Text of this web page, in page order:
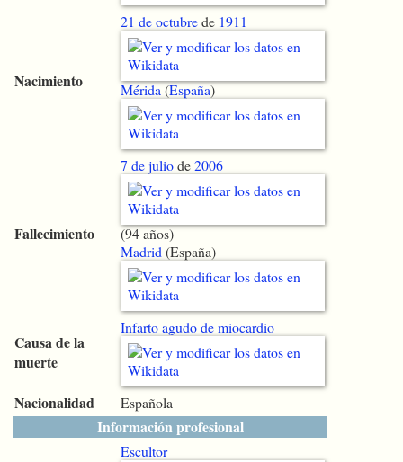
Nacimiento
21 de octubrede 1911
Mérida(España)
Fallecimiento
7 de juliode2006
(94 años)
Madrid(España)
Causa de la
muerte
Infarto agudo de miocardio
Nacionalidad Española
Información profesional
Escultor